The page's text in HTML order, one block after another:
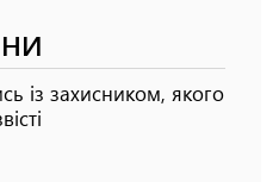
із захисником, якого